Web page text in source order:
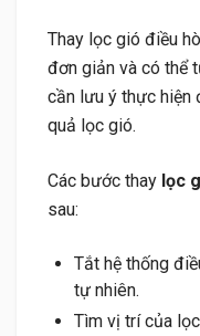
Thay lọc gió điều
đơn giản và có thể
cần lưu ý thực hiện
quả lọc gió.
Các bước thay lọc
sau:
Tắt hệ thống
tự nhiên.
Tìm vị trí của